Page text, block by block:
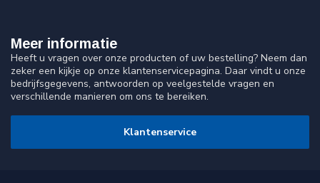
Meer informatie
Heeft u vragen over onze producten of uw bestelling? Neem dan
zeker een kijkje op onze klantenservicepagina. Daar vindt u onze
bedrijfsgegevens, antwoorden op veelgestelde vragen en
verschillende manieren om ons te bereiken.
Klantenservice